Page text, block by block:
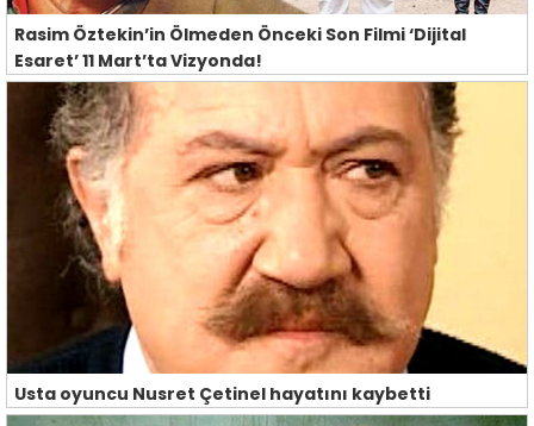
Rasim Öztekin’in Ölmeden Önceki Son Filmi ‘Dijital
Esaret’ 11 Mart’ta Vizyonda!
Usta oyuncu Nusret Çetinel hayatını kaybetti